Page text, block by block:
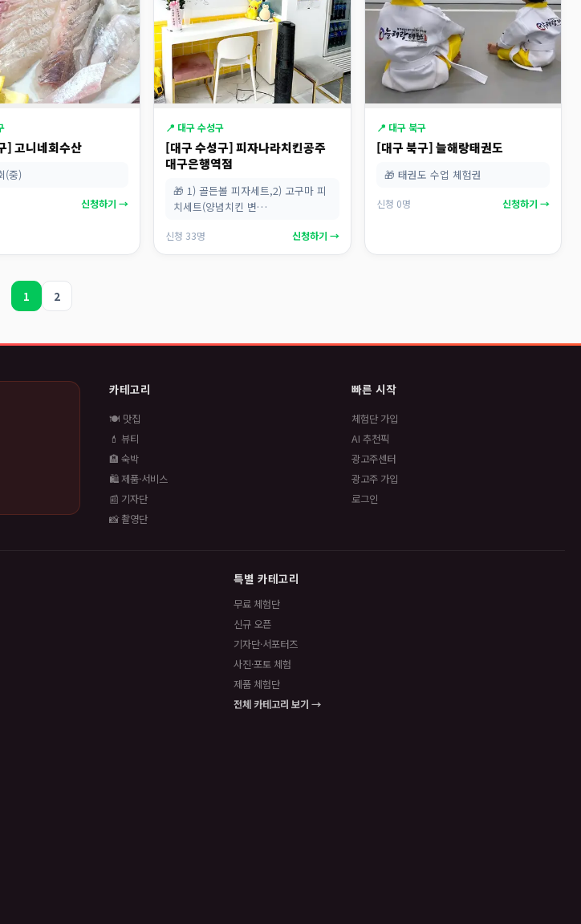
] 고니네회수산
(중)
신청하기 →
📍 대구 수성구
[대구 수성구] 피자나라치킨공주
대구은행역점
🎁 1) 골든볼 피자세트,2) 고구마 피
치세트(양념치킨 변…
신청 33명 신청하기 →
📍 대구 북구
[대구 북구] 늘해랑태권도
🎁 태권도 수업 체험권
신청 0명 신청하기 →
1 2
카테고리
🍽️ 맛집
💄 뷰티
🏨 숙박
🛍️ 제품·서비스
📰 기자단
📸 촬영단
빠른 시작
체험단 가입
AI 추천픽
광고주센터
광고주 가입
로그인
특별 카테고리
무료 체험단
신규 오픈
기자단·서포터즈
사진·포토 체험
제품 체험단
전체 카테고리 보기 →